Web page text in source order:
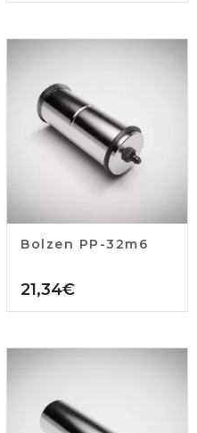
Bolzen PP-32m6
21,34€